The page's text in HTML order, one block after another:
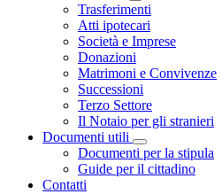
Visualizza menù
Trasferimenti
Atti ipotecari
Società e Imprese
Donazioni
Matrimoni e Convivenze
Successioni
Terzo Settore
Il Notaio per gli stranieri
Documenti utili
Visualizza
Documenti per la stipula
Guide per il cittadino
Contatti